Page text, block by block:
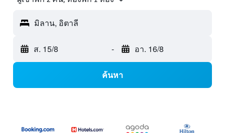
มิลาน, อิตาลี
ส. 15/8 - อา. 16/8
ค้นหา